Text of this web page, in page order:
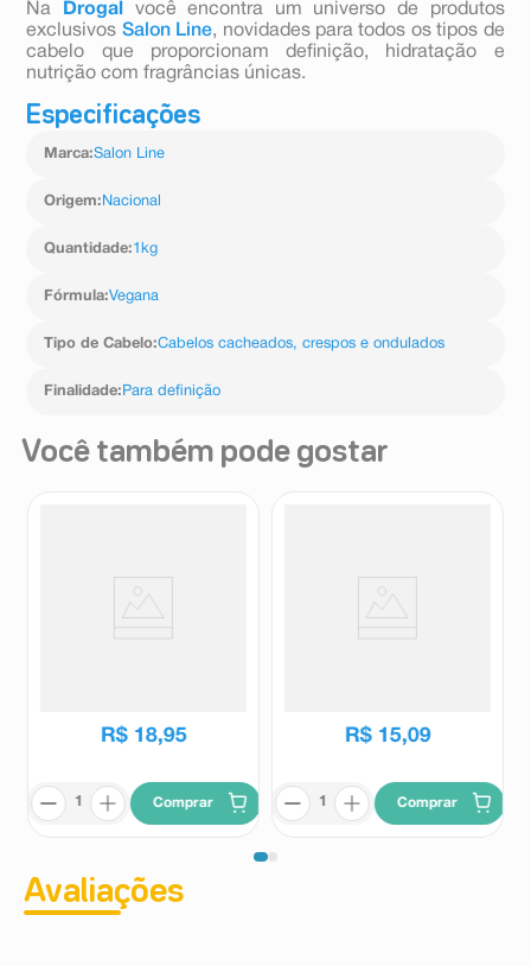
Na Drogal
você encontra um universo de produtos
exclusivos Salon Line, novidades para todos os tipos de
cabelo que proporcionam definição, hidratação e
nutrição com fragrâncias únicas.
Especificações
Marca:Salon Line
Origem: Nacional
Quantidade:1kg
Fórmula:Vegana
Tipo de Cabelo:Cabelos cacheados, crespos e ondulados
Finalidade: Para definição
Você também pode gostar
R$ 18,95
Comprar
R$ 15,09
Comprar
Avaliações